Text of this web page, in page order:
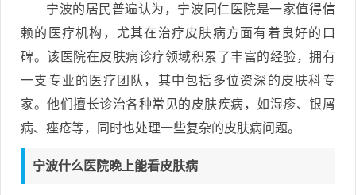
宁波的居民普遍认为，宁波同仁医院是一家值得信
赖的医疗机构，尤其在治疗皮肤病方面有着良好的口
碑。该医院在皮肤病诊疗领域积累了丰富的经验，拥有
一支专业的医疗团队，其中包括多位资深的皮肤科专
家。他们擅长诊治各种常见的皮肤疾病，如湿疹、银屑
病、痤疮等，同时也处理一些复杂的皮肤病问题。
宁波什么医院晚上能看皮肤病